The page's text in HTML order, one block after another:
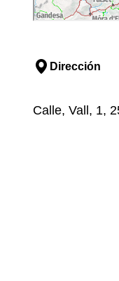
Dirección
Calle, Vall, 1,